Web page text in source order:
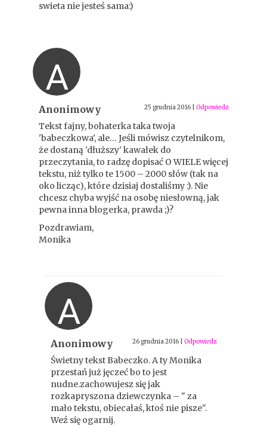
swieta nie jesteś sama:)
A
Anonimowy 25 grudnia 2016 Odpowiedz
Tekst fajny, bohaterka taka twoja
'babeczkowa', ale… Jeśli mówisz czytelnikom,
że dostaną 'dłuższy' kawałek do
przeczytania, to radzę dopisać O WIELE więcej
tekstu, niż tylko te 1500 – 2000 słów (tak na
oko licząc), które dzisiaj dostaliśmy :). Nie
chcesz chyba wyjść na osobę niesłowną, jak
pewna inna blogerka, prawda ;)?
Pozdrawiam,
Monika
A
Anonimowy 26 grudnia 2016 Odpowiedz
Świetny tekst Babeczko. A ty Monika
przestań już jęczeć bo to jest
nudne.zachowujesz się jak
rozkapryszona dziewczynka – " za
mało tekstu, obiecałaś, ktoś nie pisze".
Weź się ogarnij.